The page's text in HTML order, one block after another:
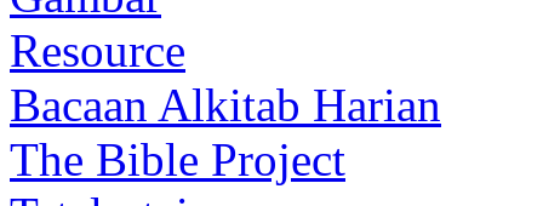
Resource
Bacaan Alkitab Harian
The Bible Project